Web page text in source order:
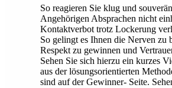
So reagieren Sie klug und
Angehörigen Absprachen nicht
Kontaktverbot trotz Lockerung
So gelingt es Ihnen die Nerven zu
Respekt zu gewinnen und
Sehen Sie sich hierzu ein kurzes
aus der lösungsorientierten
sind auf der Gewinner- Seite.